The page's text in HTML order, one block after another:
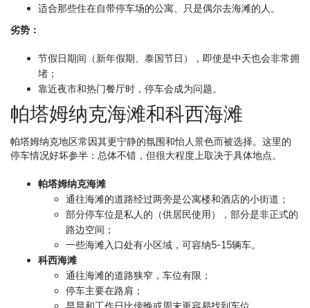
适合那些住在自带停车场的公寓、只是偶尔去海滩的人。
劣势：
节假日期间（新年假期、泰国节日），即使是中天也会非常拥
堵；
靠近夜市和热门餐厅时，停车会成为问题。
帕塔姆纳克海滩和科西海滩
帕塔姆纳克地区常因其更宁静的氛围和怡人景色而被选择。这里的
停车情况好坏参半：总体不错，但很大程度上取决于具体地点。
帕塔姆纳克海滩
通往海滩的道路经过两旁是公寓楼和酒店的小街道；
部分停车位是私人的（供居民使用），部分是非正式的
路边空间；
一些海滩入口处有小区域，可容纳5-15辆车。
科西海滩
通往海滩的道路狭窄，车位有限；
停车主要在路肩；